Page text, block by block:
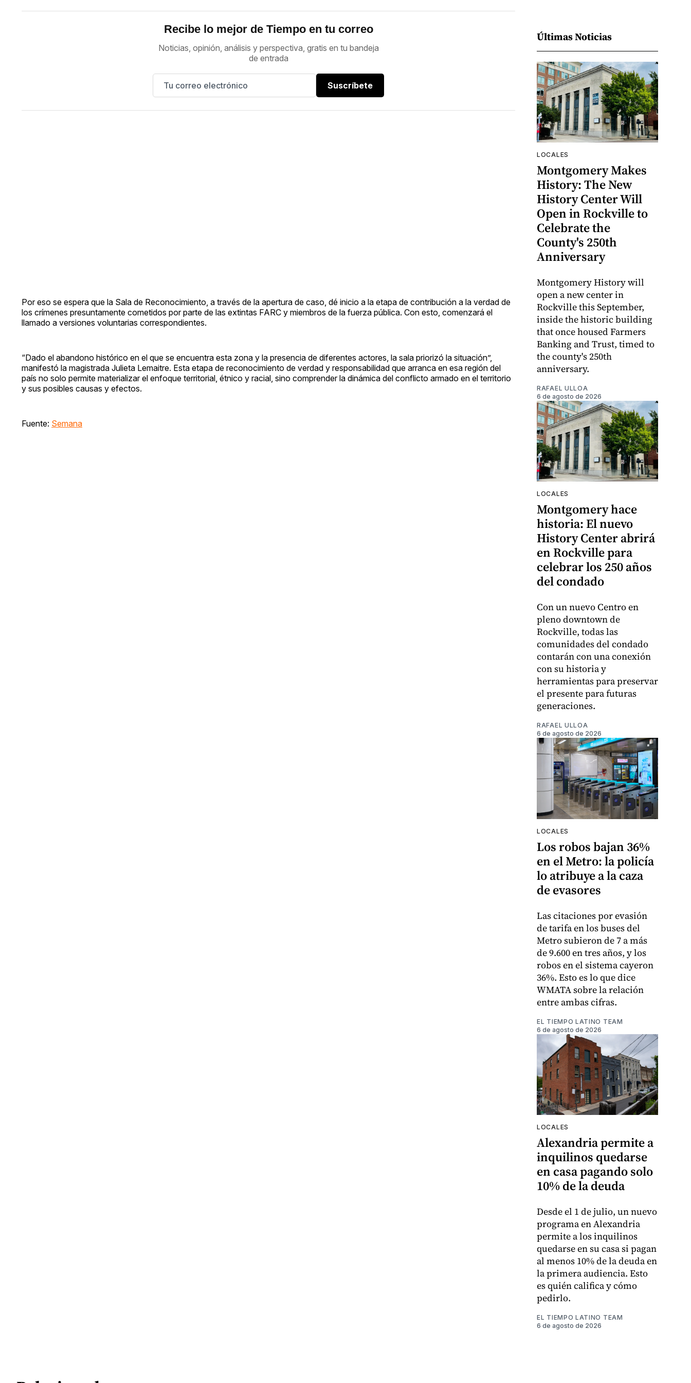
Recibe lo mejor de Tiempo en tu correo
Noticias, opinión, análisis y perspectiva, gratis en tu bandeja
de entrada
Suscríbete
Por eso se espera que la Sala de Reconocimiento, a través de la apertura de caso, dé inicio a la etapa de contribución a la verdad de
los crímenes presuntamente cometidos por parte de las extintas FARC y miembros de la fuerza pública. Con esto, comenzará el
llamado a versiones voluntarias correspondientes.
“Dado el abandono histórico en el que se encuentra esta zona y la presencia de diferentes actores, la sala priorizó la situación”,
manifestó la magistrada Julieta Lemaitre. Esta etapa de reconocimiento de verdad y responsabilidad que arranca en esa región del
país no solo permite materializar el enfoque territorial, étnico y racial, sino comprender la dinámica del conflicto armado en el territorio
y sus posibles causas y efectos.
Fuente: Semana
Últimas Noticias
LOCALES
Montgomery Makes
History: The New
History Center Will
Open in Rockville to
Celebrate the
County's 250th
Anniversary
Montgomery History will
open a new center in
Rockville this September,
inside the historic building
that once housed Farmers
Banking and Trust, timed to
the county's 250th
anniversary.
RAFAEL ULLOA
6 de agosto de 2026
LOCALES
Montgomery hace
historia: El nuevo
History Center abrirá
en Rockville para
celebrar los 250 años
del condado
Con un nuevo Centro en
pleno downtown de
Rockville, todas las
comunidades del condado
contarán con una conexión
con su historia y
herramientas para preservar
el presente para futuras
generaciones.
RAFAEL ULLOA
6 de agosto de 2026
LOCALES
Los robos bajan 36%
en el Metro: la policía
lo atribuye a la caza
de evasores
Las citaciones por evasión
de tarifa en los buses del
Metro subieron de 7 a más
de 9.600 en tres años, y los
robos en el sistema cayeron
36%. Esto es lo que dice
WMATA sobre la relación
entre ambas cifras.
EL TIEMPO LATINO TEAM
6 de agosto de 2026
LOCALES
Alexandria permite a
inquilinos quedarse
en casa pagando solo
10% de la deuda
Desde el 1 de julio, un nuevo
programa en Alexandria
permite a los inquilinos
quedarse en su casa si pagan
al menos 10% de la deuda en
la primera audiencia. Esto
es quién califica y cómo
pedirlo.
EL TIEMPO LATINO TEAM
6 de agosto de 2026